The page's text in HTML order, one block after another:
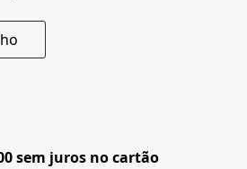
sem juros no cartão